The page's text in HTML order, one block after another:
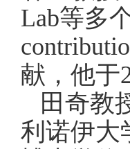
Lab等多
献，他于
田奇教
利诺伊大